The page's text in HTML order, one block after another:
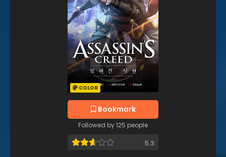
COLOR
Bookmark
Followed by 125 people
5.3